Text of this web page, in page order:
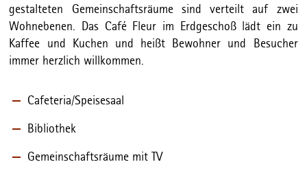
gestalteten Gemeinschaftsräume sind verteilt auf zwei
Wohnebenen. Das Café Fleur im Erdgeschoß lädt ein zu
Kaffee und Kuchen und heißt Bewohner und Besucher
immer herzlich willkommen.
Cafeteria/Speisesaal
Bibliothek
Gemeinschaftsräume mit TV